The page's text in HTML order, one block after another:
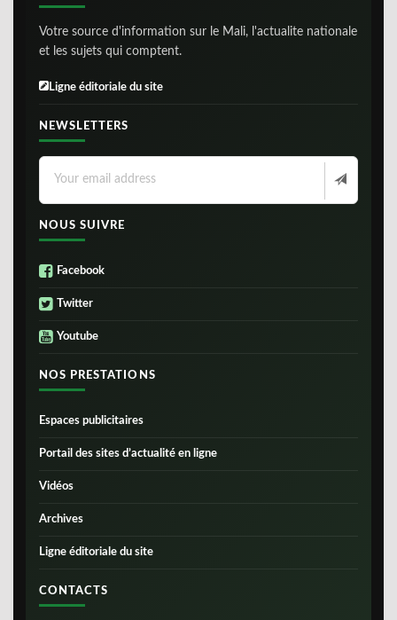
Votre source d'information sur le Mali, l'actualite nationale
et les sujets qui comptent.
Ligne éditoriale du site
NEWSLETTERS
NOUS SUIVRE
Facebook
Twitter
Youtube
NOS PRESTATIONS
Espaces publicitaires
Portail des sites d’actualité en ligne
Vidéos
Archives
Ligne éditoriale du site
CONTACTS